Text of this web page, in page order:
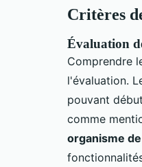
Critères
Évaluation
Comprendre
l'évaluation.
pouvant
comme
organisme